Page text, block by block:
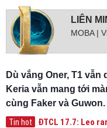
LIÊN
MOBA |
Dù vắng Oner, T1
Keria vẫn mang tới
cùng Faker và Guwon.
Tin hot
ĐTCL 17.7: Leo